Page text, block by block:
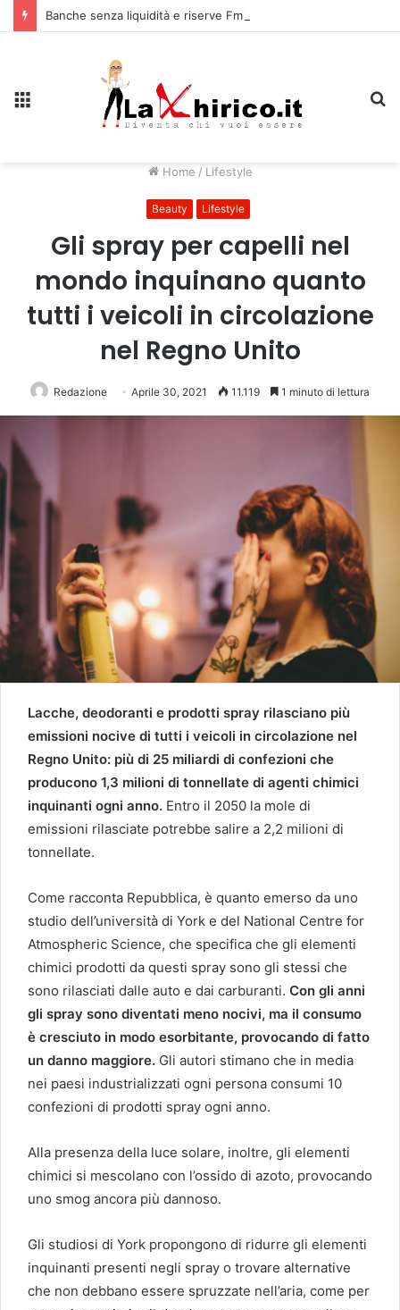
Home / Lifestyle
Beauty Lifestyle
Gli spray per capelli nel
mondo inquinano quanto
tutti i veicoli in circolazione
nel Regno Unito
Redazione Aprile 30, 2021 11.119 1 minuto di lettura
Lacche, deodoranti e prodotti spray rilasciano più
emissioni nocive di tutti i veicoli in circolazione nel
Regno Unito: più di 25 miliardi di confezioni che
producono 1,3 milioni di tonnellate di agenti chimici
inquinanti ogni anno. Entro il 2050 la mole di
emissioni rilasciate potrebbe salire a 2,2 milioni di
tonnellate.
Come racconta Repubblica, è quanto emerso da uno
studio dell’università di York e del National Centre for
Atmospheric Science, che specifica che gli elementi
chimici prodotti da questi spray sono gli stessi che
sono rilasciati dalle auto e dai carburanti. Con gli anni
gli spray sono diventati meno nocivi, ma il consumo
è cresciuto in modo esorbitante, provocando di fatto
un danno maggiore. Gli autori stimano che in media
nei paesi industrializzati ogni persona consumi 10
confezioni di prodotti spray ogni anno.
Alla presenza della luce solare, inoltre, gli elementi
chimici si mescolano con l’ossido di azoto, provocando
uno smog ancora più dannoso.
Gli studiosi di York propongono di ridurre gli elementi
inquinanti presenti negli spray o trovare alternative
che non debbano essere spruzzate nell’aria, come per